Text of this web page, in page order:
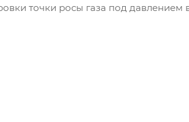
точки росы газа под давлением